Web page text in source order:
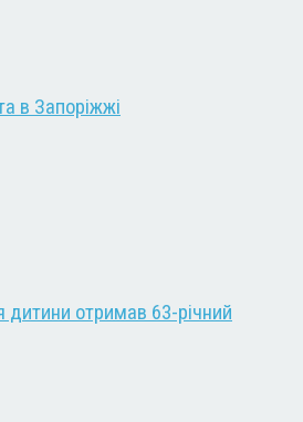
в Запоріжжі
дитини отримав 63-річний